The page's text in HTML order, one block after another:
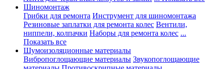
Шиномонтаж
Грибки для ремонта Инструмент для шиномонтажа
Резиновые заплатки для ремонта колес Вентили,
ниппели, колпачки Наборы для ремонта колес ...
Показать все
Шумоизоляционные материалы
Вибропоглощающие материалы Звукопоглощающие